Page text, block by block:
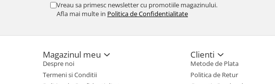
Vreau sa primesc newsletter cu promotiile magazinului.
Afla mai multe in Politica de Confidentialitate
Magazinul meu
Despre noi
Termeni si Conditii
Clienti
Metode de Plata
Politica de Retur